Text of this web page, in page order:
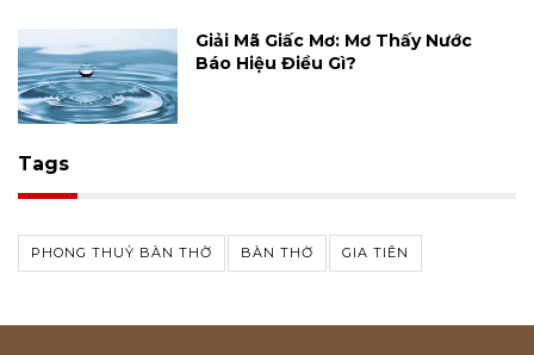
Giải Mã Giấc Mơ: Mơ Thấy Nước
Báo Hiệu Điều Gì?
Tags
PHONG THUỶ BÀN THỜ BÀN THỜ GIA TIÊN